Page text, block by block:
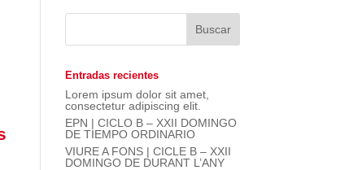
Entradas recientes
Lorem ipsum dolor sit amet,
consectetur adipiscing elit.
EPN | CICLO B – XXII DOMINGO
DE TIEMPO ORDINARIO
VIURE A FONS | CICLE B – XXII
DOMINGO DE DURANT L’ANY